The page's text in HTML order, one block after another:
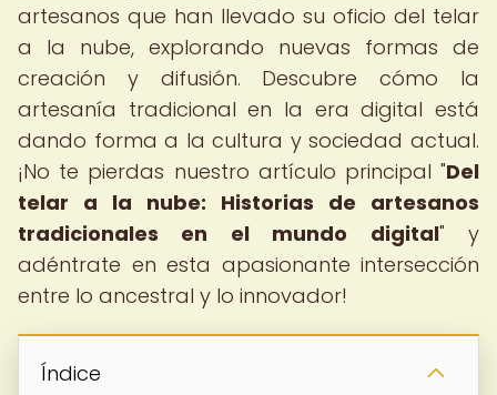
artesanos que han llevado su oficio del telar
a la nube, explorando nuevas formas de
creación y difusión. Descubre cómo la
artesanía tradicional en la era digital está
dando forma a la cultura y sociedad actual.
¡No te pierdas nuestro artículo principal "Del
telar a la nube: Historias de artesanos
tradicionales en el mundo digital" y
adéntrate en esta apasionante intersección
entre lo ancestral y lo innovador!
Índice